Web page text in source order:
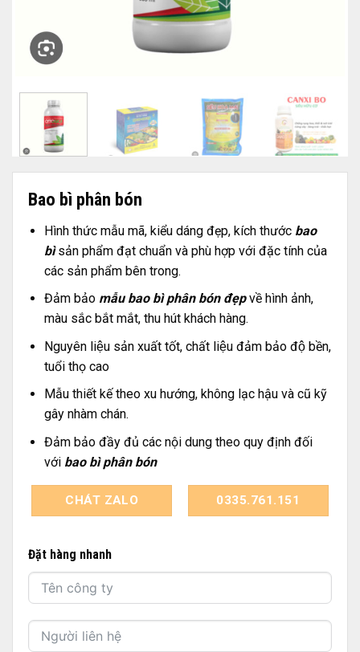
Bao bì phân bón
Hình thức mẫu mã, kiểu dáng đẹp, kích thước bao
bìsản phẩm đạt chuẩn và phù hợp với đặc tính của
các sản phẩm bên trong.
Đảm bảo mẫu bao bì phân bón đẹpvề hình ảnh,
màu sắc bắt mắt, thu hút khách hàng.
Nguyên liệu sản xuất tốt, chất liệu đảm bảo độ bền,
tuổi thọ cao
Mẫu thiết kế theo xu hướng, không lạc hậu và cũ kỹ
gây nhàm chán.
Đảm bảo đầy đủ các nội dung theo quy định đối
với bao bì phân bón
CHÁT ZALO 0335.761.151
Đặt hàng nhanh